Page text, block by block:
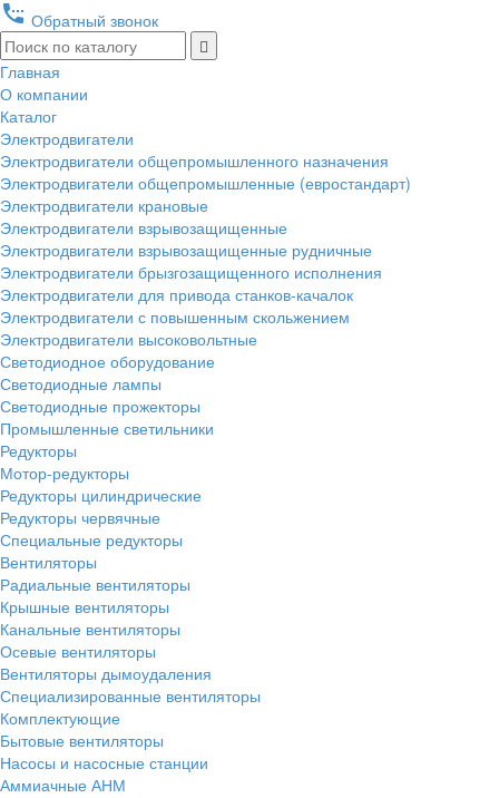
settings_phone Обратный звонок
Главная
О компании
Каталог
Электродвигатели
Электродвигатели общепромышленного назначения
Электродвигатели общепромышленные (евростандарт)
Электродвигатели крановые
Электродвигатели взрывозащищенные
Электродвигатели взрывозащищенные рудничные
Электродвигатели брызгозащищенного исполнения
Электродвигатели для привода станков-качалок
Электродвигатели с повышенным скольжением
Электродвигатели высоковольтные
Светодиодное оборудование
Светодиодные лампы
Светодиодные прожекторы
Промышленные светильники
Редукторы
Мотор-редукторы
Редукторы цилиндрические
Редукторы червячные
Специальные редукторы
Вентиляторы
Радиальные вентиляторы
Крышные вентиляторы
Канальные вентиляторы
Осевые вентиляторы
Вентиляторы дымоудаления
Специализированные вентиляторы
Комплектующие
Бытовые вентиляторы
Насосы и насосные станции
Аммиачные АНМ